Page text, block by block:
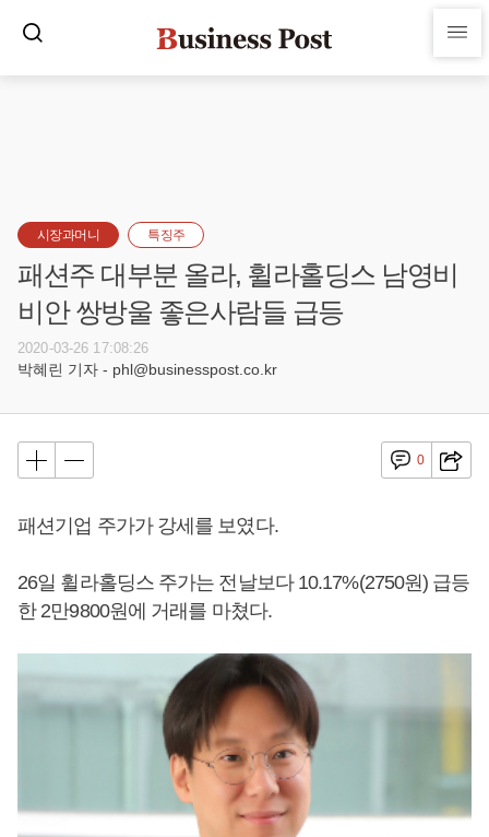
시장과머니 특징주
패션주 대부분 올라, 휠라홀딩스 남영비
비안 쌍방울 좋은사람들 급등
2020-03-26 17:08:26
박혜린 기자 - phl@businesspost.co.kr
0
패션기업 주가가 강세를 보였다.
26일 휠라홀딩스 주가는 전날보다 10.17%(2750원) 급등
한 2만9800원에 거래를 마쳤다.